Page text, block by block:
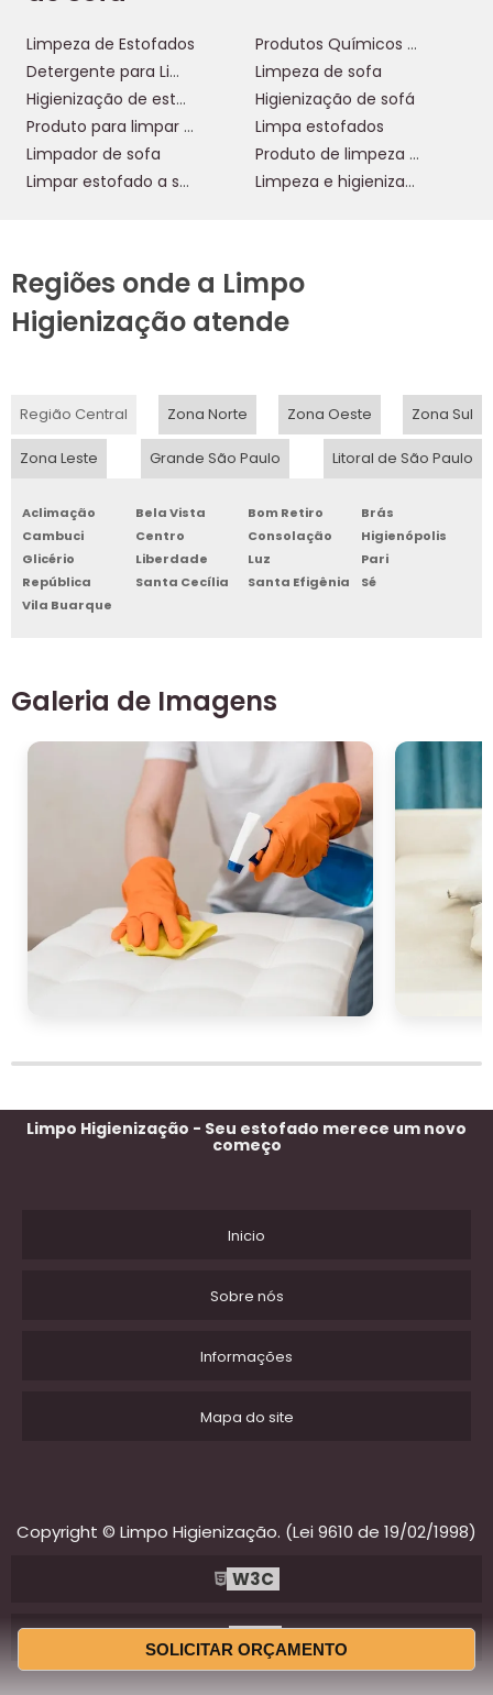
SOLICITAR ORÇAMENTO
Limpeza de Estofados
Produtos Químicos de Limpeza
Detergente para Limpeza de Estofados
Limpeza de sofa
Higienização de estofados
Higienização de sofá
Produto para limpar sofá
Limpa estofados
Limpador de sofa
Produto de limpeza sofa
Limpar estofado a seco
Limpeza e higienização de estofados
Regiões onde a Limpo
Higienização atende
Região Central Zona Norte Zona Oeste Zona Sul
Zona Leste Grande São Paulo Litoral de São Paulo
Aclimação Bela Vista Bom Retiro
Brás
Cambuci
Centro Consolação
Higienópolis
Glicério
Liberdade Luz
Pari
República
Santa Cecília Santa Efigênia
Sé
Vila Buarque
Galeria de Imagens
Limpo Higienização - Seu estofado merece um novo
começo
Inicio
Sobre nós
Informações
Mapa do site
Copyright © Limpo Higienização. (Lei 9610 de 19/02/1998)
W3C
W3C